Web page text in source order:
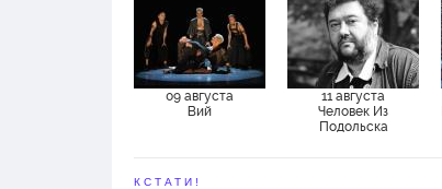
09 августа
Вий
11 августа
Человек Из
Подольска
КСТАТИ!